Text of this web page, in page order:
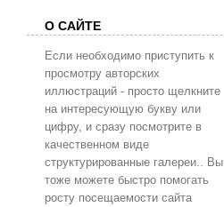
О САЙТЕ
Если необходимо приступить к
просмотру авторских
иллюстраций - просто щелкните
на интересующую букву или
цифру, и сразу посмотрите в
качественном виде
структурированные галереи.. Вы
тоже можете быстро помогать
росту посещаемости сайта